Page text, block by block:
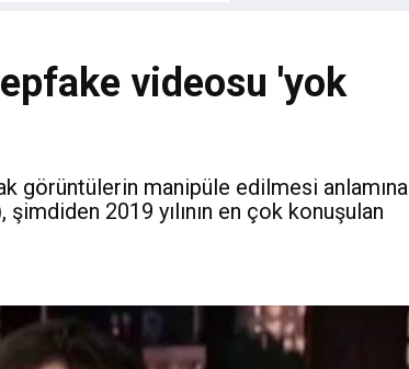
videosu 'yok
görüntülerin manipüle edilmesi anlamına
2019 yılının en çok konuşulan